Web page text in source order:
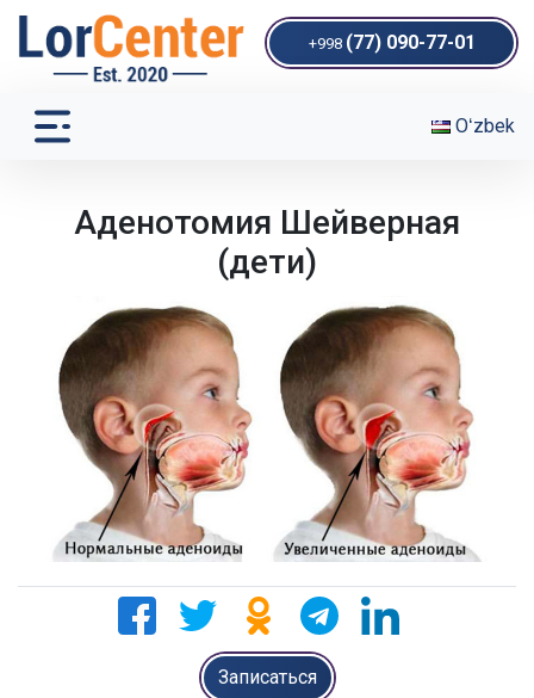
+998 (77) 090-77-01
Oʻzbek
Аденотомия Шейверная
(дети)
Записаться